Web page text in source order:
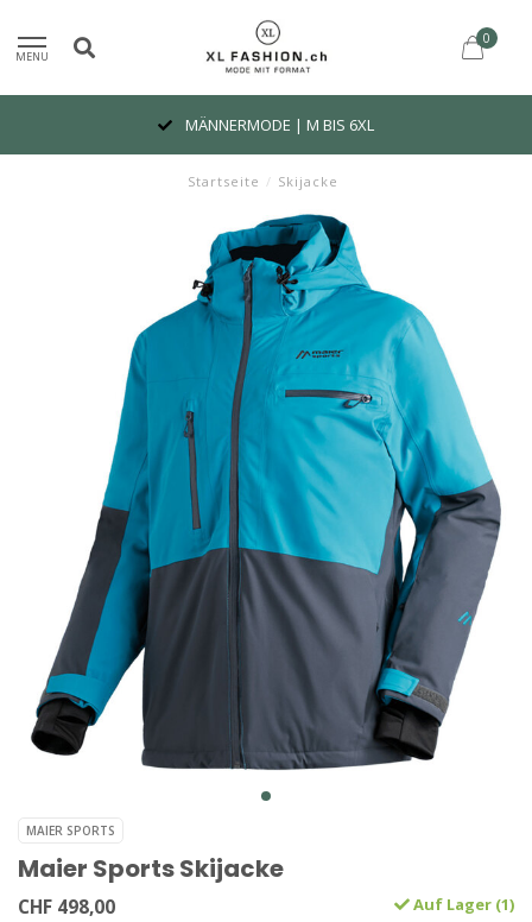
MENU
0
MÄNNERMODE | M BIS 6XL
Startseite / Skijacke
MAIER SPORTS
Maier Sports Skijacke
CHF 498,00 Auf Lager (1)